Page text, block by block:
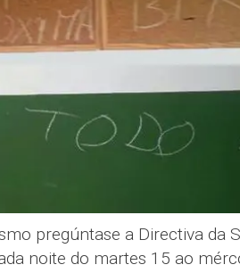
pregúntase a Directiva da
noite do martes 15 ao